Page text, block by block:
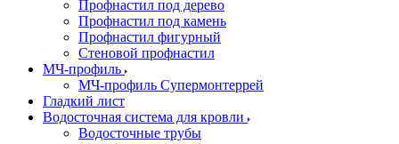
Профнастил под дерево
Профнастил под камень
Профнастил фигурный
Стеновой профнастил
МЧ-профиль
МЧ-профиль Супермонтеррей
Гладкий лист
Водосточная система для кровли
Водосточные трубы